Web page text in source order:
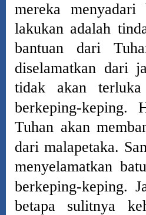
mereka
lakukan adalah
bantuan dari
diselamatkan dari
tidak akan
berkeping-keping.
Tuhan akan
dari malapetaka.
menyelamatkan
berkeping-keping.
betapa sulitnya